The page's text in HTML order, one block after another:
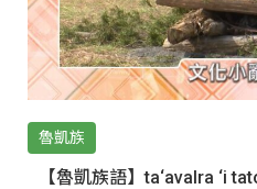
魯凱族
【魯凱族語】ta‘avalra ‘i